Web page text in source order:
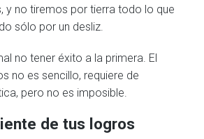
y no tiremos por tierra todo lo que
sólo por un desliz.
no tener éxito a la primera. El
no es sencillo, requiere de
pero no es imposible.
de tus logros